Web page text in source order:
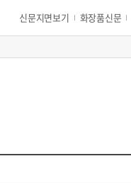
신문지면보기 화장품신문